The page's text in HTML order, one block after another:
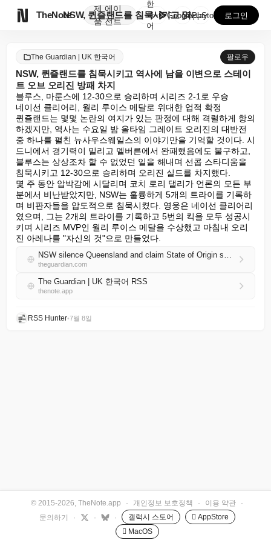
TheNote
제
품
에이
전트
NSW, 퀸즐랜드를 침묵시키고 역사에 남을 이변으로 스...
한
국
어
GooglePlay
AppStore 로그인
The Guardian | UK 한국어 팔로우
NSW, 퀸즐랜드를 침묵시키고 역사에 남을 이변으로 스테이
트 오브 오리진 방패 차지
블루스, 마룬스에 12-30으로 승리하며 시리즈 2-1로 우승
네이선 클리어리, 월리 루이스 메달로 위대한 업적 확정
퀸즐랜드는 몇몇 논란의 여지가 있는 판정에 대해 격렬하게 항의
하겠지만, 역사는 수요일 밤 올타임 그레이트 오리진의 대반전
중 하나를 펼친 뉴사우스웨일스의 이야기만을 기억할 것이다. 시
드니에서 경기력이 밀리고 멜버른에서 완패했음에도 불구하고,
블루스는 상상조차 할 수 없었던 일을 해내며 선콥 스타디움을
침묵시키고 12-30으로 승리하며 오리진 실드를 차지했다.
몇 주 동안 압박감에 시달리며 코치 로리 댈리가 언론의 모든 부
분에서 비난받았지만, NSW는 훌륭하게 5개의 트라이를 기록하
며 비판자들을 압도적으로 침묵시켰다. 영웅은 네이선 클리어리
였으며, 그는 2개의 트라이를 기록하고 5번의 킥을 모두 성공시
키며 시리즈 MVP인 월리 루이스 메달을 수상했고 마침내 오리
진 아레나를 "자신의 것"으로 만들었다.
NSW silence Queensland and claim State of Origin shield with boilover for the ages
theguardian.com
The Guardian | UK 한국어 RSS
thenote.app
RSS Hunter•7월 8일
© 2015-2026, TheNote.app · 개인정보 보호정책 · 이용 약관
·
문의하기
· · · 갤럭시 스토어
 AppStore
 MacOS